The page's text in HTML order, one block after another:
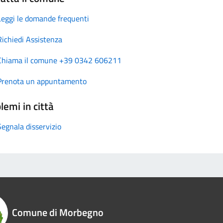
le domande frequenti
Assistenza
il comune +39 0342 606211
un appuntamento
in città
disservizio
Comune di Morbegno